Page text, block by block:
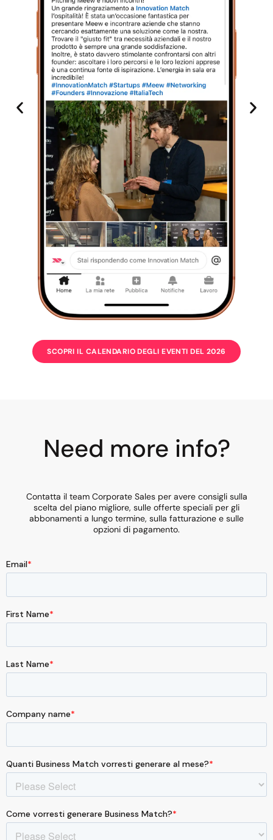
SCOPRI IL CALENDARIO DEGLI EVENTI DEL 2026
Need more info?
Contatta il team Corporate Sales per avere consigli sulla
scelta del piano migliore, sulle offerte speciali per gli
abbonamenti a lungo termine, sulla fatturazione e sulle
opzioni di pagamento.